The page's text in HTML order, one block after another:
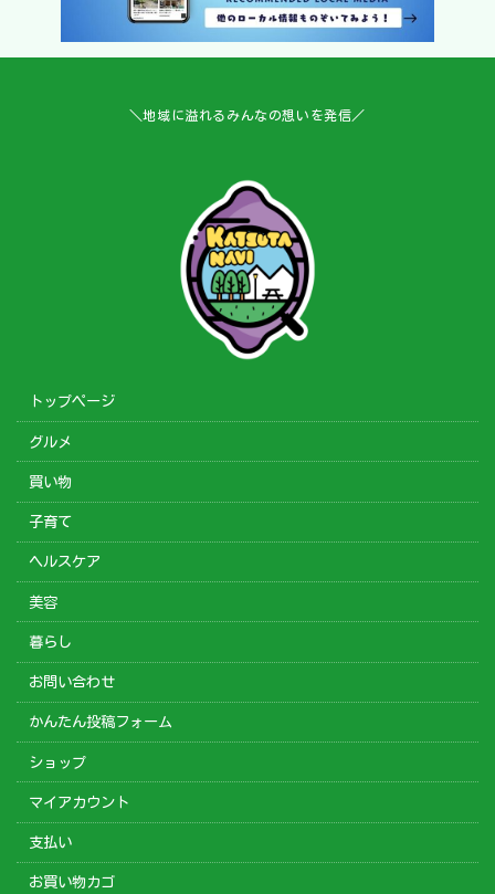
＼地域に溢れるみんなの想いを発信／
トップページ
グルメ
買い物
子育て
ヘルスケア
美容
暮らし
お問い合わせ
かんたん投稿フォーム
ショップ
マイアカウント
支払い
お買い物カゴ